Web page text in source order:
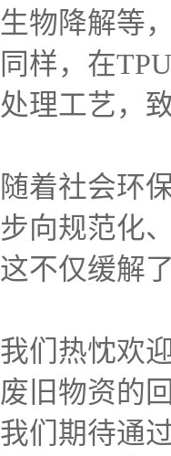
生物降解等
同样，在
处理工艺，
随着社会环
步向规范化
这不仅缓解
我们热忱欢
废旧物资的
我们期待通